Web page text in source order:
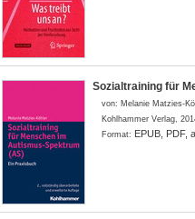
Sozialtraining für
von: Melanie Matzies-
Kohlhammer Verlag,
Format: EPUB, PDF,